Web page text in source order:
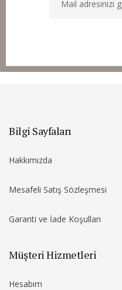
Bilgi Sayfaları
Hakkımızda
Mesafeli Satış Sözleşmesi
Garanti ve İade Koşulları
Müşteri Hizmetleri
Hesabım